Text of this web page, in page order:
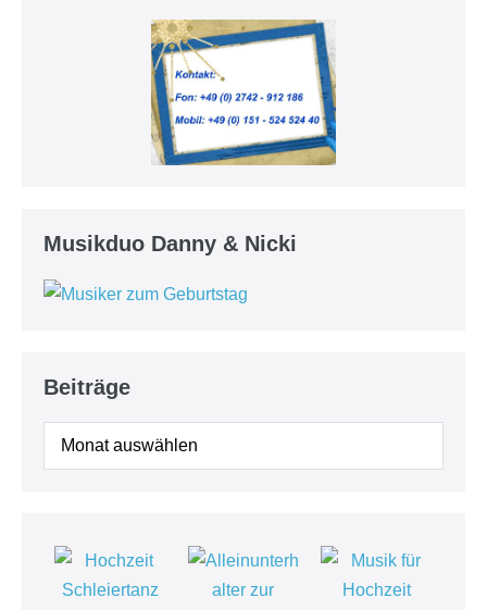
Musikduo Danny & Nicki
Beiträge
Beiträge